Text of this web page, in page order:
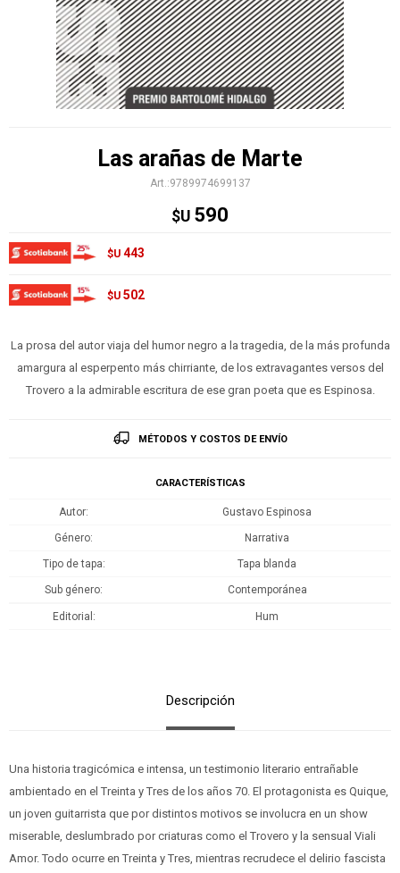
Las arañas de Marte
9789974699137
$U 590
$U 443
$U 502
La prosa del autor viaja del humor negro a la tragedia, de la más profunda
amargura al esperpento más chirriante, de los extravagantes versos del
Trovero a la admirable escritura de ese gran poeta que es Espinosa.
MÉTODOS Y COSTOS DE ENVÍO
CARACTERÍSTICAS
Autor Gustavo Espinosa
Género Narrativa
Tipo de tapa Tapa blanda
Sub género Contemporánea
Editorial Hum
Descripción
Una historia tragicómica e intensa, un testimonio literario entrañable
ambientado en el Treinta y Tres de los años 70. El protagonista es Quique,
un joven guitarrista que por distintos motivos se involucra en un show
miserable, deslumbrado por criaturas como el Trovero y la sensual Viali
Amor. Todo ocurre en Treinta y Tres, mientras recrudece el delirio fascista